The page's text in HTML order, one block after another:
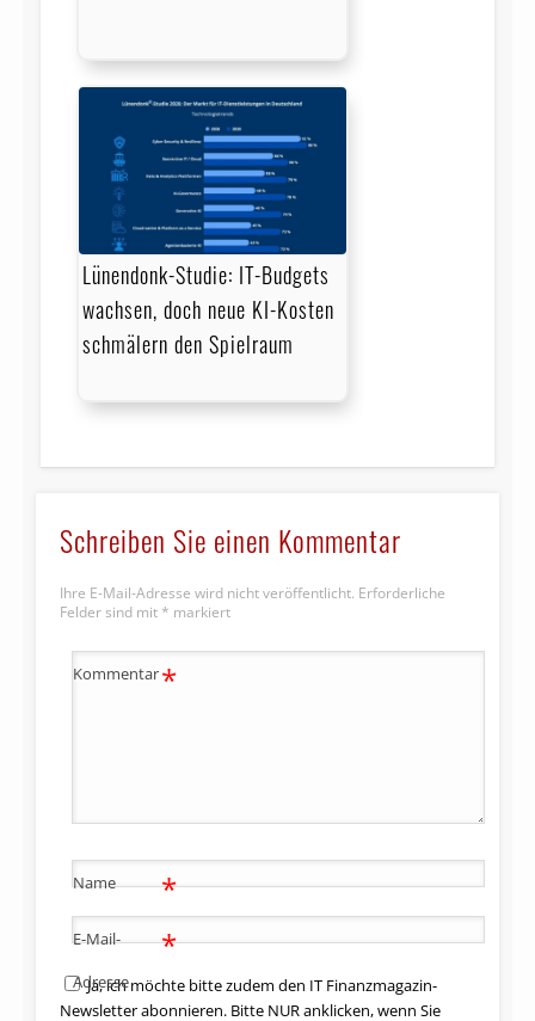
Lünendonk-Studie: IT-Budgets
wachsen, doch neue KI-Kosten
schmälern den Spielraum
Schreiben Sie einen Kommentar
Ihre E-Mail-Adresse wird nicht veröffentlicht. Erforderliche
Felder sind mit * markiert
Kommentar*
Name *
E-Mail-
Adresse
*
Ja, ich möchte bitte zudem den IT Finanzmagazin-
Newsletter abonnieren. Bitte NUR anklicken, wenn Sie